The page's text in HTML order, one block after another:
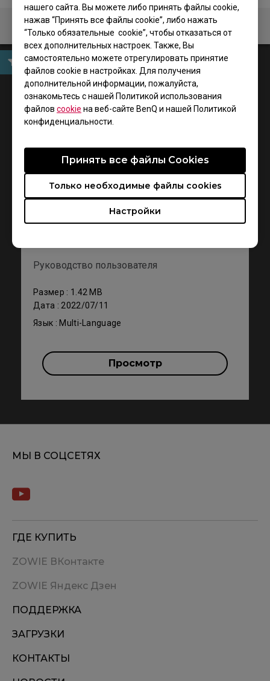
нашего сайта. Вы можете либо принять файлы cookie,
нажав “Принять все файлы cookie”, либо нажать
“Только обязательные cookie”, чтобы отказаться от
всех дополнительных настроек. Также, Вы
самостоятельно можете отрегулировать принятие
файлов cookie в настройках. Для получения
дополнительной информации, пожалуйста,
ознакомьтесь с нашей Политикой использования
файлов cookie на веб-сайте BenQ и нашей Политикой
конфиденциальности.
Настройки
Только необходимые файлы cookies
Принять все файлы Сookies
User Manual
Поддержка - Загрузки - User Manual
Руководство пользователя
Размер : 1.42 MB
Дата : 2022/07/11
Язык : Multi-Language
Просмотр
МЫ В СОЦСЕТЯХ
ГДЕ КУПИТЬ
ZOWIE ВКонтакте
ZOWIE Яндекс Дзен
ПОДДЕРЖКА
ЗАГРУЗКИ
КОНТАКТЫ